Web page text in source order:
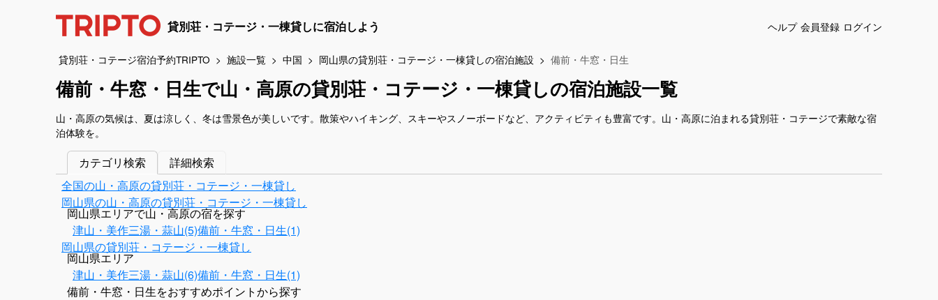
貸別荘・コテージ・一棟貸しに宿泊しよう ヘルプ 会員登録 ログイン
貸別荘・コテージ宿泊予約TRIPTO 施設一覧 中国 岡山県の貸別荘・コテージ・一棟貸しの宿泊施設 備前・牛窓・日生
備前・牛窓・日生で山・高原の貸別荘・コテージ・一棟貸しの宿泊施設一覧
山・高原の気候は、夏は涼しく、冬は雪景色が美しいです。散策やハイキング、スキーやスノーボードなど、アクティビティも豊富です。山・高原に泊まれる貸別荘・コテージで素敵な宿
泊体験を。
カテゴリ検索
詳細検索
全国の山・高原の貸別荘・コテージ・一棟貸し
岡山県の山・高原の貸別荘・コテージ・一棟貸し
岡山県エリアで山・高原の宿を探す
津山・美作三湯・蒜山(5)備前・牛窓・日生(1)
岡山県の貸別荘・コテージ・一棟貸し
岡山県エリア
津山・美作三湯・蒜山(6)備前・牛窓・日生(1)
備前・牛窓・日生をおすすめポイントから探す